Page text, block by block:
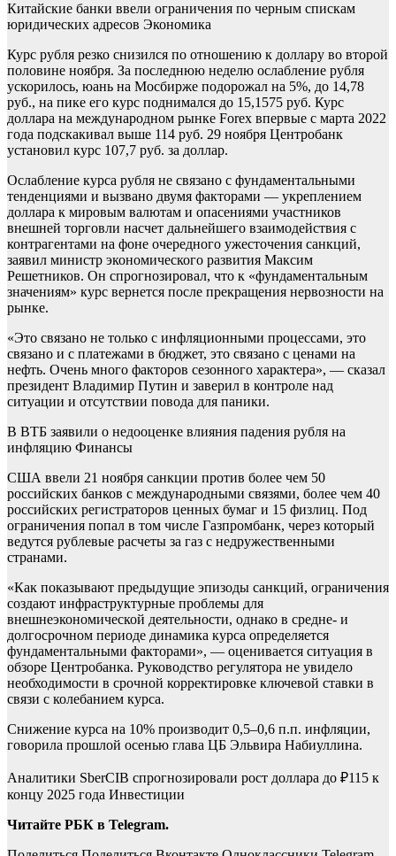
Китайские банки ввели ограничения по черным спискам
юридических адресов Экономика
Курс рубля резко снизился по отношению к доллару во второй
половине ноября. За последнюю неделю ослабление рубля
ускорилось, юань на Мосбирже подорожал на 5%, до 14,78
руб., на пике его курс поднимался до 15,1575 руб. Курс
доллара на международном рынке Forex впервые с марта 2022
года подскакивал выше 114 руб. 29 ноября Центробанк
установил курс 107,7 руб. за доллар.
Ослабление курса рубля не связано с фундаментальными
тенденциями и вызвано двумя факторами — укреплением
доллара к мировым валютам и опасениями участников
внешней торговли насчет дальнейшего взаимодействия с
контрагентами на фоне очередного ужесточения санкций,
заявил министр экономического развития Максим
Решетников. Он спрогнозировал, что к «фундаментальным
значениям» курс вернется после прекращения нервозности на
рынке.
«Это связано не только с инфляционными процессами, это
связано и с платежами в бюджет, это связано с ценами на
нефть. Очень много факторов сезонного характера», — сказал
президент Владимир Путин и заверил в контроле над
ситуации и отсутствии повода для паники.
В ВТБ заявили о недооценке влияния падения рубля на
инфляцию Финансы
США ввели 21 ноября санкции против более чем 50
российских банков с международными связями, более чем 40
российских регистраторов ценных бумаг и 15 физлиц. Под
ограничения попал в том числе Газпромбанк, через который
ведутся рублевые расчеты за газ с недружественными
странами.
«Как показывают предыдущие эпизоды санкций, ограничения
создают инфраструктурные проблемы для
внешнеэкономической деятельности, однако в средне- и
долгосрочном периоде динамика курса определяется
фундаментальными факторами», — оценивается ситуация в
обзоре Центробанка. Руководство регулятора не увидело
необходимости в срочной корректировке ключевой ставки в
связи с колебанием курса.
Снижение курса на 10% производит 0,5–0,6 п.п. инфляции,
говорила прошлой осенью глава ЦБ Эльвира Набиуллина.
Аналитики SberCIB спрогнозировали рост доллара до ₽115 к
концу 2025 года Инвестиции
Читайте РБК в Telegram.